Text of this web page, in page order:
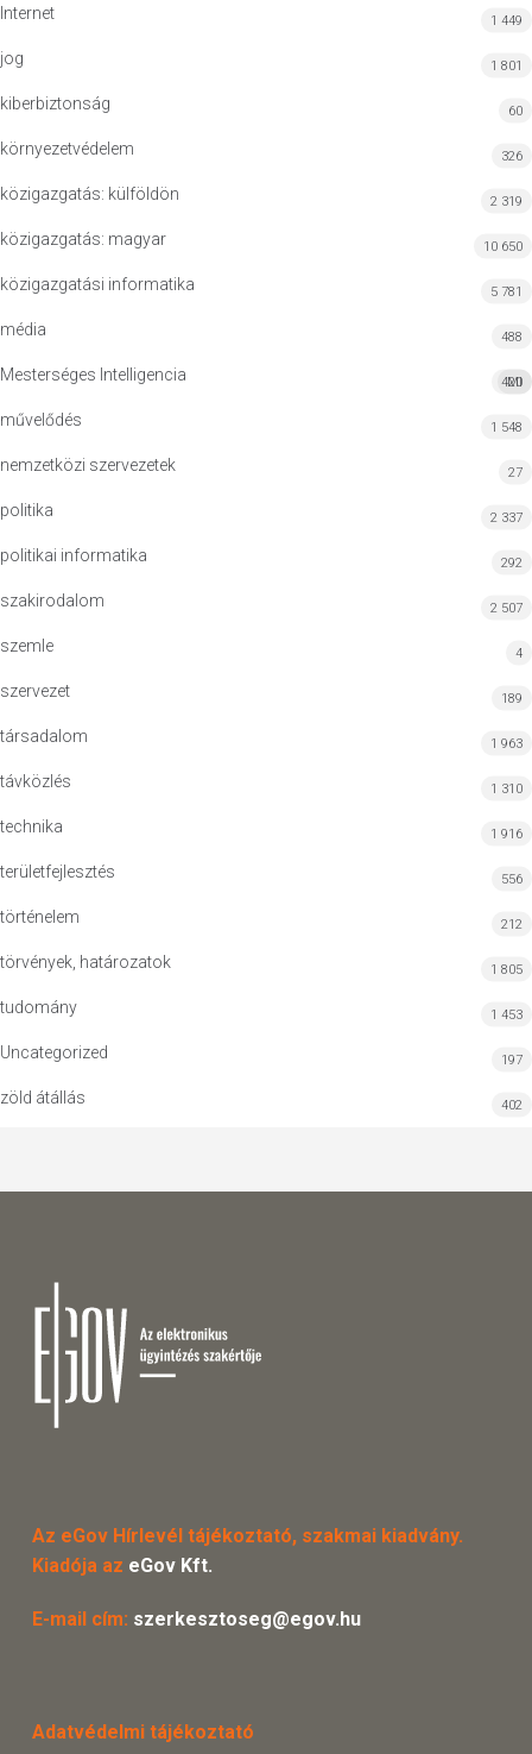
Internet 1 449
jog 1 801
kiberbiztonság 60
környezetvédelem 326
közigazgatás: külföldön 2 319
közigazgatás: magyar 10 650
közigazgatási informatika 5 781
média 488
Mesterséges Intelligencia MI
420
művelődés 1 548
nemzetközi szervezetek 27
politika 2 337
politikai informatika 292
szakirodalom 2 507
szemle 4
szervezet 189
társadalom 1 963
távközlés 1 310
technika 1 916
területfejlesztés 556
történelem 212
törvények, határozatok 1 805
tudomány 1 453
Uncategorized 197
zöld átállás 402
Az eGov Hírlevél tájékoztató, szakmai kiadvány.
Kiadója az eGov Kft.
E-mail cím: szerkesztoseg@egov.hu
Adatvédelmi tájékoztató